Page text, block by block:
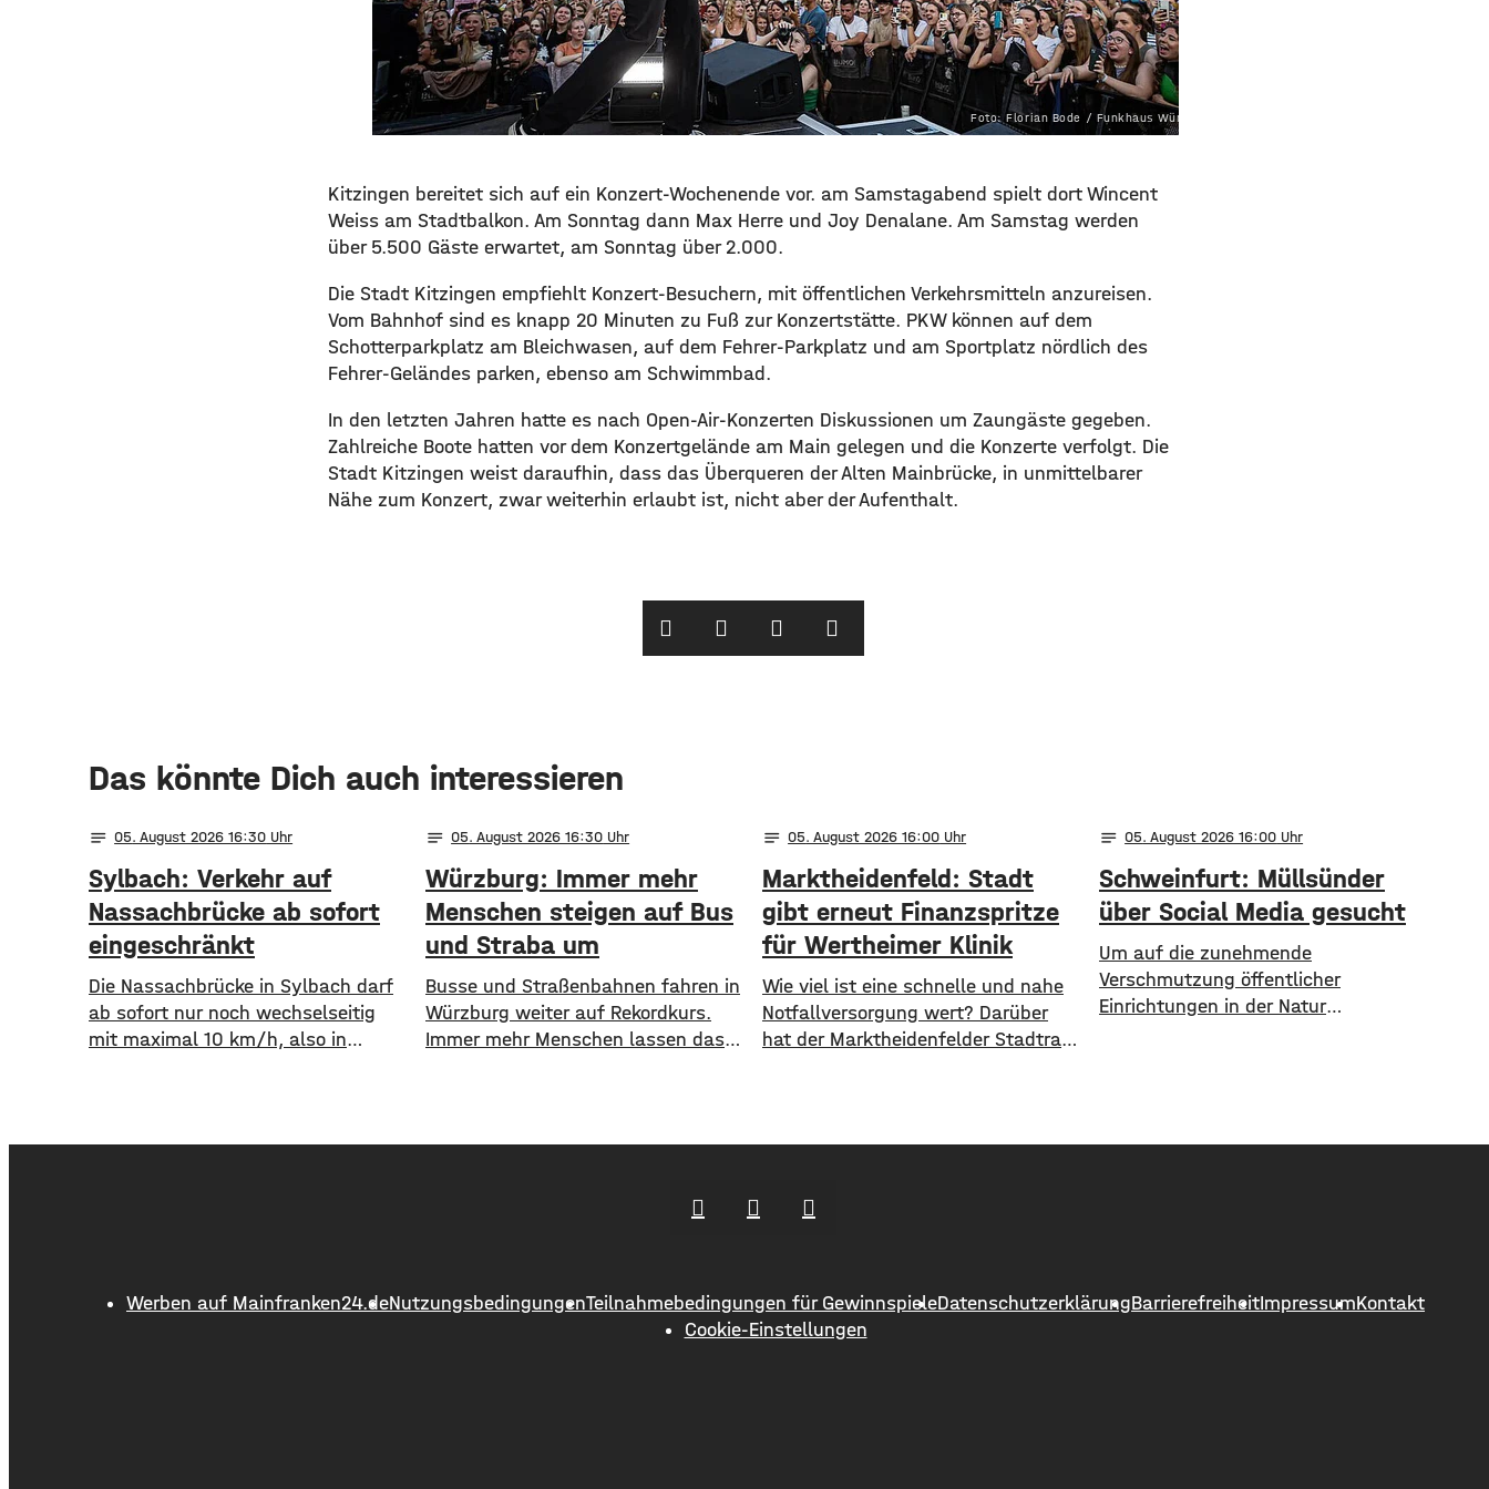
Foto: Florian Bode / Funkhaus Würzburg
Kitzingen bereitet sich auf ein Konzert-Wochenende vor. am Samstagabend spielt dort Wincent
Weiss am Stadtbalkon. Am Sonntag dann Max Herre und Joy Denalane. Am Samstag werden
über 5.500 Gäste erwartet, am Sonntag über 2.000.
Die Stadt Kitzingen empfiehlt Konzert-Besuchern, mit öffentlichen Verkehrsmitteln anzureisen.
Vom Bahnhof sind es knapp 20 Minuten zu Fuß zur Konzertstätte. PKW können auf dem
Schotterparkplatz am Bleichwasen, auf dem Fehrer-Parkplatz und am Sportplatz nördlich des
Fehrer-Geländes parken, ebenso am Schwimmbad.
In den letzten Jahren hatte es nach Open-Air-Konzerten Diskussionen um Zaungäste gegeben.
Zahlreiche Boote hatten vor dem Konzertgelände am Main gelegen und die Konzerte verfolgt. Die
Stadt Kitzingen weist daraufhin, dass das Überqueren der Alten Mainbrücke, in unmittelbarer
Nähe zum Konzert, zwar weiterhin erlaubt ist, nicht aber der Aufenthalt.
Das könnte Dich auch interessieren
notes 05. August 2026 16:30
Sylbach: Verkehr auf
Nassachbrücke ab sofort
eingeschränkt
Die Nassachbrücke in Sylbach darf
ab sofort nur noch wechselseitig
mit maximal 10 km/h, also in
Landratsamt am
zugenommen hat. Durch die
notes 05. August 2026 16:30
Würzburg: Immer mehr
Menschen steigen auf Bus
und Straba um
​​Busse und Straßenbahnen fahren in
Würzburg weiter auf Rekordkurs.
Immer mehr Menschen lassen das
im ersten Halbjahr 2026 so viele
zuvor. Insgesamt waren knapp 18
Millionen Menschen im öffentlichen
notes 05. August 2026 16:00
Marktheidenfeld: Stadt
gibt erneut Finanzspritze
für Wertheimer Klinik
​​Wie viel ist eine schnelle und nahe
Notfallversorgung wert? Darüber
hat der Marktheidenfelder Stadtrat
Bürgerspital in Wertheim finanziell
fließen in diesem Jahr an den
entsprechenden Förderverein des
Menschen aus Marktheidenfeld
notes 05. August 2026 16:00
Schweinfurt: Müllsünder
über Social Media gesucht
Um auf die zunehmende
Verschmutzung öffentlicher
Einrichtungen in der Natur
zahlreichen Bildern die
dass Bußgelder bis …
Werben auf Mainfranken24.deNutzungsbedingungenTeilnahmebedingungen für GewinnspieleDatenschutzerklärungBarrierefreiheitImpressumKontakt
Cookie-Einstellungen